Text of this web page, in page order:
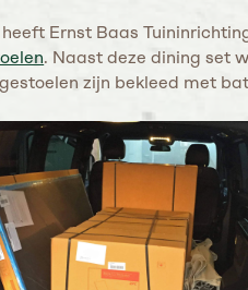
Ernst Baas
. Naast deze dining set
zijn bekleed met